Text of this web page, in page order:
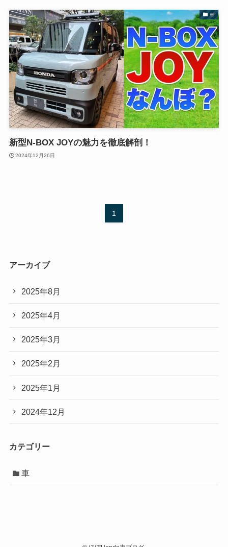
車
新型N-BOX JOYの魅力を徹底解剖！
2024年12月26日
1
アーカイブ
2025年8月
2025年4月
2025年3月
2025年2月
2025年1月
2024年12月
カテゴリー
車